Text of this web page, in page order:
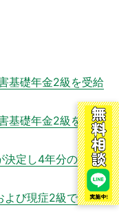
基礎年金2級を受給
基礎年金2級を受給
決定し4年分の遡及
よび現症2級でを受